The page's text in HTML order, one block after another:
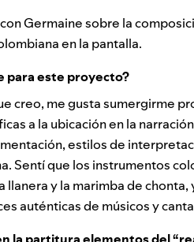
Germaine sobre la
en la pantalla.
para este proyecto?
creo, me gusta sumergirme
a la ubicación en la
estilos de
Sentí que los instrumentos
y la marimba de
auténticas de músicos y